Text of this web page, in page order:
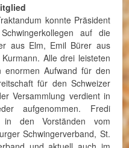
konnte Präsident
auf die
aus Elm, Emil Bürer aus
Alle drei leisteten
Aufwand für den
für den Schweizer
Versammlung verdient in
aufgenommen. Fredi
in den Vorständen vom
Schwingerverband, St.